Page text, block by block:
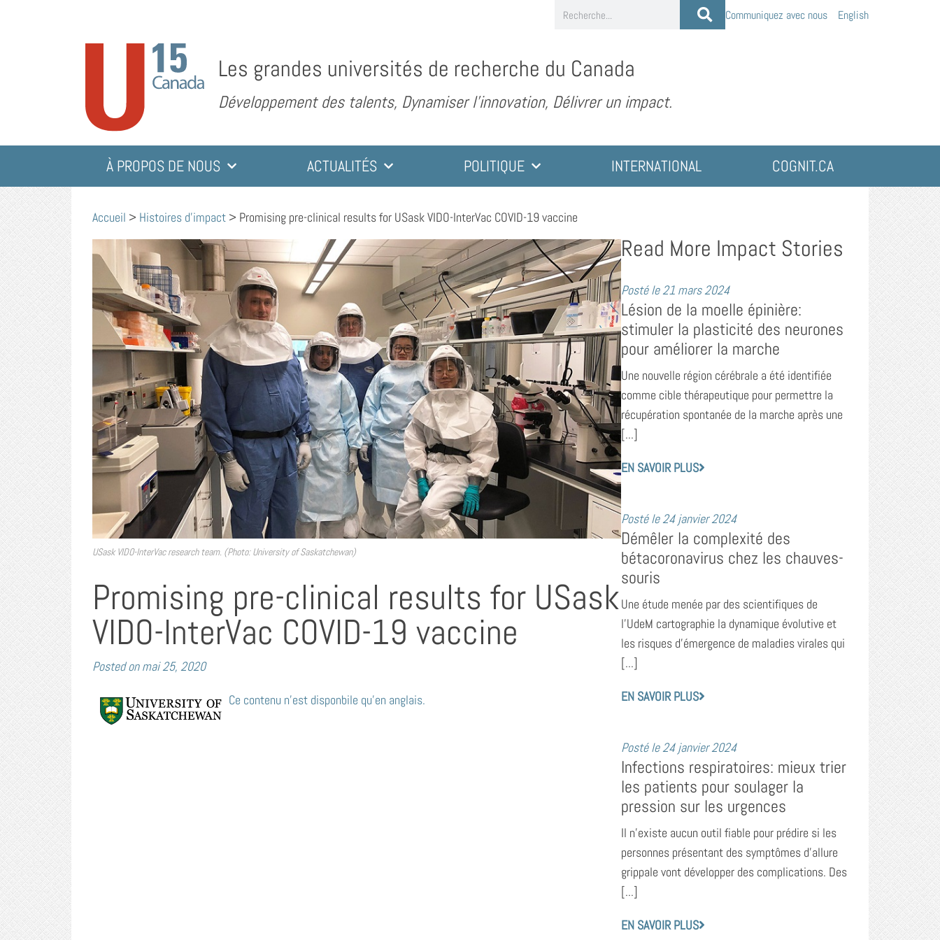
Communiquez avec nous English
Les grandes universités de recherche du Canada
Développement des talents, Dynamiser l’innovation, Délivrer un impact.
À PROPOS DE NOUS ACTUALITÉS POLITIQUE INTERNATIONAL COGNIT.CA
Accueil > Histoires d'impact > Promising pre-clinical results for USask VIDO-InterVac COVID-19 vaccine
USask VIDO-InterVac research team. (Photo: University of Saskatchewan)
Promising pre-clinical results for USask
VIDO-InterVac COVID-19 vaccine
Posted on mai 25, 2020
Ce contenu n’est disponbile qu’en anglais.
Read More Impact Stories
Posté le21 mars 2024
Lésion de la moelle épinière:
stimuler la plasticité des neurones
pour améliorer la marche
Une nouvelle région cérébrale a été identifiée
comme cible thérapeutique pour permettre la
récupération spontanée de la marche après une
[...]
EN SAVOIR PLUS
Posté le24 janvier 2024
Démêler la complexité des
bétacoronavirus chez les chauves-
souris
Une étude menée par des scientifiques de
l’UdeM cartographie la dynamique évolutive et
les risques d’émergence de maladies virales qui
[...]
EN SAVOIR PLUS
Posté le24 janvier 2024
Infections respiratoires: mieux trier
les patients pour soulager la
pression sur les urgences
Il n’existe aucun outil fiable pour prédire si les
personnes présentant des symptômes d’allure
grippale vont développer des complications. Des
[...]
EN SAVOIR PLUS